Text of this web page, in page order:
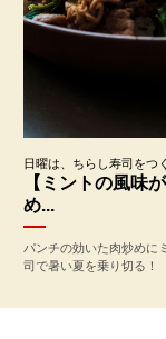
日曜は、ちらし寿司をつ
【ミントの風味
め...
パンチの効いた肉炒めに
司で暑い夏を乗り切る！